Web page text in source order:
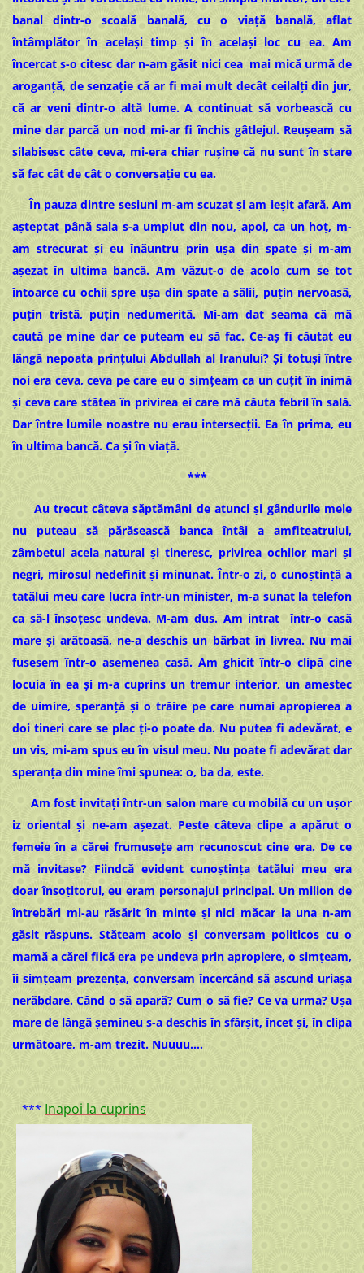
banal dintr-o scoală banală, cu o viață banală, aflat
întâmplător în acelaşi timp și în același loc cu ea. Am
încercat s-o citesc dar n-am găsit nici cea mai mică urmă de
aroganță, de senzaţie că ar fi mai mult decât ceilalţi din jur,
că ar veni dintr-o altă lume. A continuat să vorbească cu
mine dar parcă un nod mi-ar fi închis gâtlejul. Reuşeam să
silabisesc câte ceva, mi-era chiar ruşine că nu sunt în stare
să fac cât de cât o conversaţie cu ea.
În pauza dintre sesiuni m-am scuzat și am ieşit afară. Am
aşteptat până sala s-a umplut din nou, apoi, ca un hoț, m-
am strecurat şi eu înăuntru prin ușa din spate şi m-am
aşezat în ultima bancă. Am văzut-o de acolo cum se tot
întoarce cu ochii spre ușa din spate a sălii, puţin nervoasă,
puţin tristă, puţin nedumerită. Mi-am dat seama că mă
caută pe mine dar ce puteam eu să fac. Ce-aș fi căutat eu
lângă nepoata prințului Abdullah al Iranului? Și totuşi între
noi era ceva, ceva pe care eu o simţeam ca un cuţit în inimă
şi ceva care stătea în privirea ei care mă căuta febril în sală.
Dar între lumile noastre nu erau intersecţii. Ea în prima, eu
în ultima bancă. Ca şi în viață.
***
Au trecut câteva săptămâni de atunci şi gândurile mele
nu puteau să părăsească banca întâi a amfiteatrului,
zâmbetul acela natural şi tineresc, privirea ochilor mari şi
negri, mirosul nedefinit şi minunat. Într-o zi, o cunoştinţă a
tatălui meu care lucra într-un minister, m-a sunat la telefon
ca să-l însoţesc undeva. M-am dus. Am intrat într-o casă
mare şi arătoasă, ne-a deschis un bărbat în livrea. Nu mai
fusesem într-o asemenea casă. Am ghicit într-o clipă cine
locuia în ea şi m-a cuprins un tremur interior, un amestec
de uimire, speranţă şi o trăire pe care numai apropierea a
doi tineri care se plac ţi-o poate da. Nu putea fi adevărat, e
un vis, mi-am spus eu în visul meu. Nu poate fi adevărat dar
speranţa din mine îmi spunea: o, ba da, este.
Am fost invitaţi într-un salon mare cu mobilă cu un uşor
iz oriental şi ne-am aşezat. Peste câteva clipe a apărut o
femeie în a cărei frumuseţe am recunoscut cine era. De ce
mă invitase? Fiindcă evident cunoștința tatălui meu era
doar însoţitorul, eu eram personajul principal. Un milion de
întrebări mi-au răsărit în minte şi nici măcar la una n-am
găsit răspuns. Stăteam acolo şi conversam politicos cu o
mamă a cărei fiică era pe undeva prin apropiere, o simțeam,
îi simțeam prezența, conversam încercând să ascund uriaşa
nerăbdare. Când o să apară? Cum o să fie? Ce va urma? Ușa
mare de lângă şemineu s-a deschis în sfârșit, încet şi, în clipa
următoare, m-am trezit. Nuuuu….
*** Inapoi la cuprins